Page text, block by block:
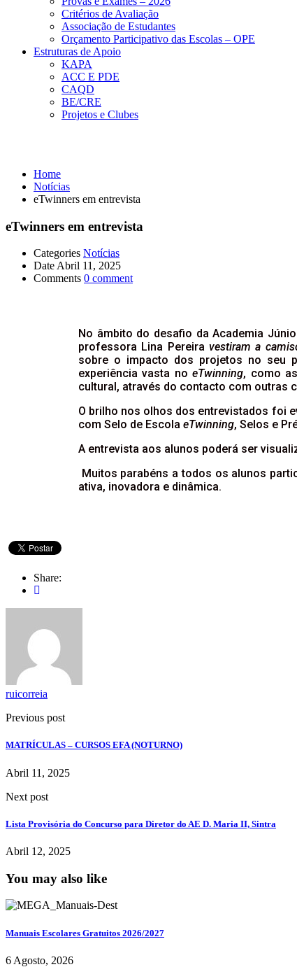
Critérios de Avaliação
Associação de Estudantes
Orçamento Participativo das Escolas – OPE
Estruturas de Apoio
KAPA
ACC E PDE
CAQD
BE/CRE
Projetos e Clubes
Home
Notícias
eTwinners em entrevista
eTwinners em entrevista
Categories Notícias
Date Abril 11, 2025
Comments 0 comment
No âmbito do desafio da Academia
professora Lina Pereira vestiram a
sobre o impacto dos projetos no seu
experiência vasta noeTwinning, como
cultural, através do contacto com outras
O brilho nos olhos dos entrevistados foi
com Selo de Escola eTwinning, Selos e
A entrevista aos alunos poderá ser
Muitos parabéns a todos os alunos
ativa, inovadora e dinâmica.
Share:
ruicorreia
Previous post
MATRÍCULAS – CURSOS EFA (NOTURNO)
Abril 11, 2025
Next post
Lista Provisória do Concurso para Diretor do AE D. Maria II, Sintra
Abril 12, 2025
You may also like
Manuais Escolares Gratuitos 2026/2027
6 Agosto, 2026